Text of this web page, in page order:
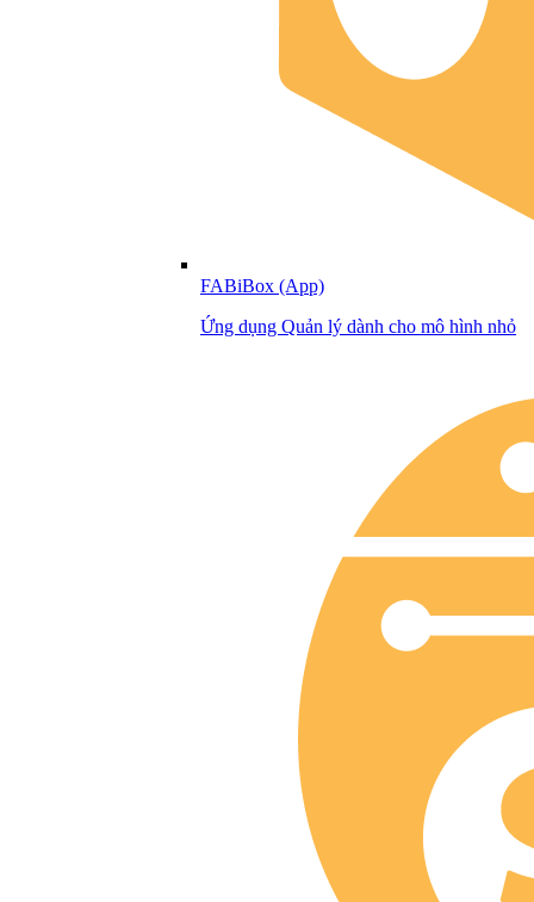
FABiBox (App)
Ứng dụng Quản lý dành cho mô hình nhỏ